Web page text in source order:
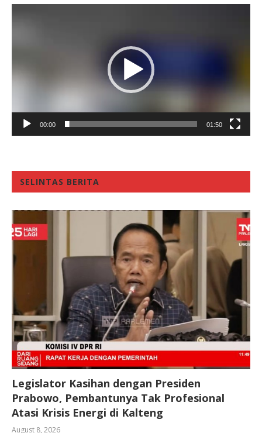
00:00 01:50
SELINTAS BERITA
Legislator Kasihan dengan Presiden
Prabowo, Pembantunya Tak Profesional
Atasi Krisis Energi di Kalteng
August 8, 2026